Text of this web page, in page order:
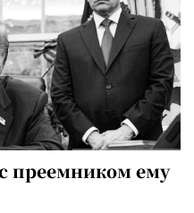
преемником ему